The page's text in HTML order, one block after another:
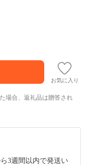
お気に入り
場合、返礼品は贈答され
3週間以内で発送い